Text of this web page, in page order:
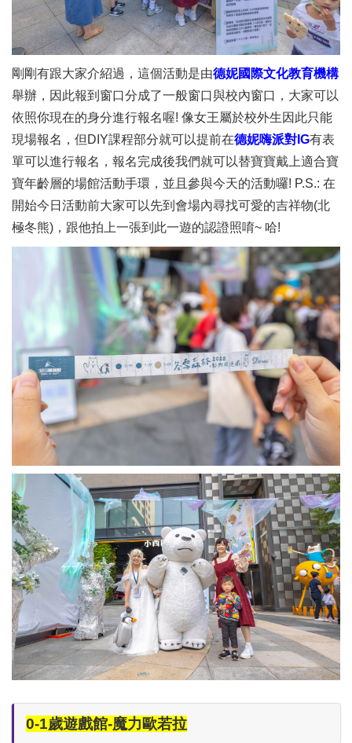
剛剛有跟大家介紹過，這個活動是由德妮國際文化教育機構
舉辦，因此報到窗口分成了一般窗口與校內窗口，大家可以
依照你現在的身分進行報名喔! 像女王屬於校外生因此只能
現場報名，但DIY課程部分就可以提前在德妮嗨派對IG有表
單可以進行報名，報名完成後我們就可以替寶寶戴上適合寶
寶年齡層的場館活動手環，並且參與今天的活動囉! P.S.: 在
開始今日活動前大家可以先到會場內尋找可愛的吉祥物(北
極冬熊)，跟他拍上一張到此一遊的認證照唷~ 哈!
0-1歲遊戲館-魔力歐若拉